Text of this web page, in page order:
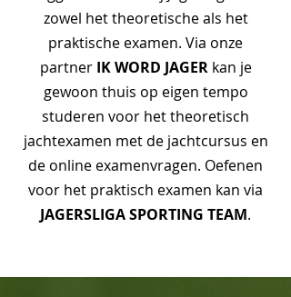
zowel het theoretische als het
praktische examen. Via onze
partner IK WORD JAGERkan je
gewoon thuis op eigen tempo
studeren voor het theoretisch
jachtexamen met de jachtcursus en
de online examenvragen. Oefenen
voor het praktisch examen kan via
JAGERSLIGA SPORTING TEAM.